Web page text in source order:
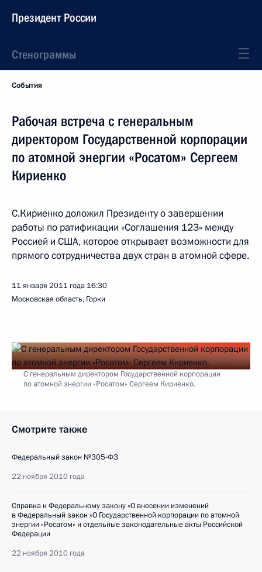
Президент России
Стенограммы
События
Рабочая встреча с генеральным
директором Государственной корпорации
по атомной энергии «Росатом» Сергеем
Кириенко
С.Кириенко доложил Президенту о завершении
работы по ратификации «Соглашения 123» между
Россией и США, которое открывает возможности для
прямого сотрудничества двух стран в атомной сфере.
11 января 2011 года 16:30
Московская область, Горки
С генеральным директором Государственной корпорации
по атомной энергии «Росатом» Сергеем Кириенко.
Смотрите также
Федеральный закон №305-ФЗ
22 ноября 2010 года
Справка к Федеральному закону «О внесении изменений
в Федеральный закон «О Государственной корпорации по атомной
энергии «Росатом» и отдельные законодательные акты Российской
Федерации
22 ноября 2010 года